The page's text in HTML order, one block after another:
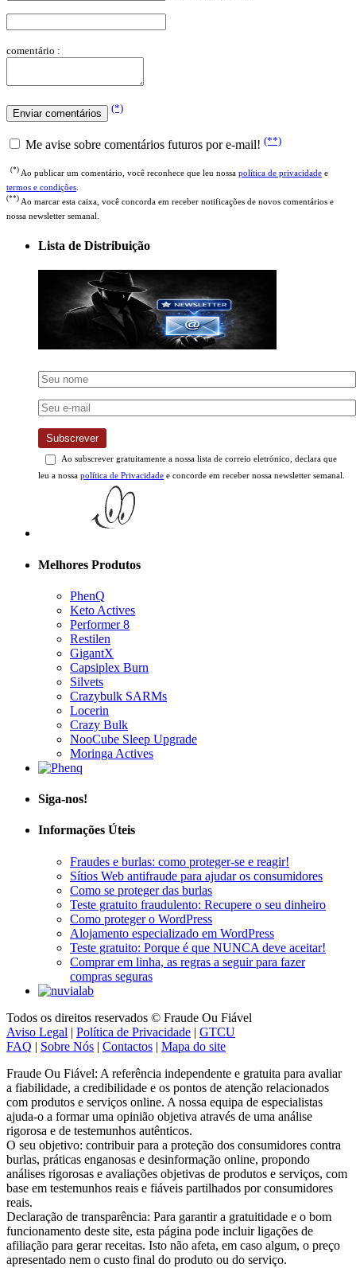
comentário :
(*)
Me avise sobre comentários futuros por e-mail! (**)
(*) Ao publicar um comentário, você reconhece que leu nossa política de privacidade e
termos e condições
(**) Ao marcar esta caixa, você concorda em receber notificações de novos comentários e
nossa newsletter semanal.
Lista de Distribuição
Subscrever
Ao subscrever gratuitamente a nossa lista de correio eletrónico, declara que
leu a nossa política de Privacidade e concorde em receber nossa newsletter semanal.
Melhores Produtos
PhenQ
Keto Actives
Performer 8
Restilen
GigantX
Capsiplex Burn
Silvets
Crazybulk SARMs
Locerin
Crazy Bulk
NooCube Sleep Upgrade
Moringa Actives
Siga-nos!
Informações Úteis
Fraudes e burlas: como proteger-se e reagir!
Sítios Web antifraude para ajudar os consumidores
Como se proteger das burlas
Teste gratuito fraudulento: Recupere o seu dinheiro
Como proteger o WordPress
Alojamento especializado em WordPress
Teste gratuito: Porque é que NUNCA deve aceitar!
Comprar em linha, as regras a seguir para fazer
compras seguras
Todos os direitos reservados © Fraude Ou Fiável
Aviso Legal | Política de Privacidade | GTCU
FAQ | Sobre Nós | Contactos | Mapa do site
Fraude Ou Fiável: A referência independente e gratuita para avaliar
a fiabilidade, a credibilidade e os pontos de atenção relacionados
com produtos e serviços online. A nossa equipa de especialistas
ajuda-o a formar uma opinião objetiva através de uma análise
rigorosa e de testemunhos autênticos.
O seu objetivo: contribuir para a proteção dos consumidores contra
burlas, práticas enganosas e desinformação online, propondo
análises rigorosas e avaliações objetivas de produtos e serviços, com
base em testemunhos reais e fiáveis partilhados por consumidores
reais.
Declaração de transparência: Para garantir a gratuitidade e o bom
funcionamento deste site, esta página pode incluir ligações de
afiliação para gerar receitas. Isto não afeta, em caso algum, o preço
apresentado nem o custo final do produto ou do serviço.